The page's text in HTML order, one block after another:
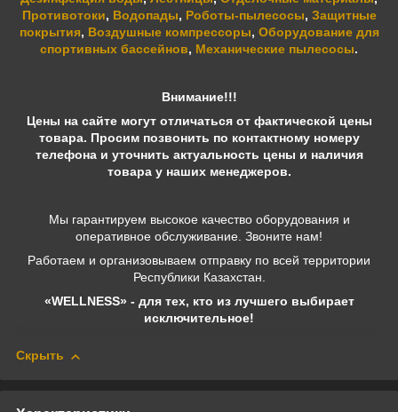
Противотоки, Водопады, Роботы-пылесосы, Защитные
покрытия, Воздушные компрессоры, Оборудование для
спортивных бассейнов, Механические пылесосы.
Внимание!!!
Цены на сайте могут отличаться от фактической цены
товара. Просим позвонить по контактному номеру
телефона и уточнить актуальность цены и наличия
товара у наших менеджеров.
Мы гарантируем высокое качество оборудования и
оперативное обслуживание. Звоните нам!
Работаем и организовываем отправку по всей территории
Республики Казахстан.
«WELLNESS» - для тех, кто из лучшего выбирает
исключительное!
Скрыть